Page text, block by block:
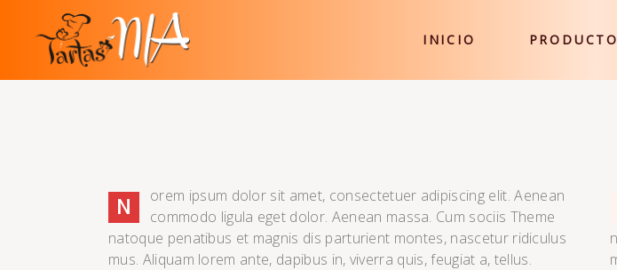
INICIO
N
orem ipsum dolor sit amet, consectetuer adipiscing elit. Aenean
commodo ligula eget dolor. Aenean massa. Cum sociis Theme
natoque penatibus et magnis dis parturient montes, nascetur ridiculus
mus. Aliquam lorem ante, dapibus in, viverra quis, feugiat a, tellus.